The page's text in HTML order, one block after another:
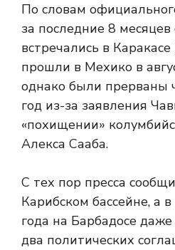
По словам
за последние 8 месяцев
встречались в
прошли в Мехико в
однако были прерваны
год из-за заявления
«похищении»
Алекса Сааба.
С тех пор пресса
Карибском бассейне, а
года на Барбадосе
два политических